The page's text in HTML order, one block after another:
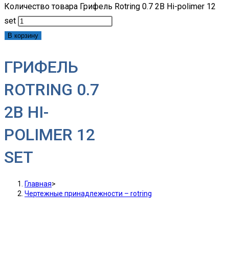
Количество товара Грифель Rotring 0.7 2B Hi-polimer 12
set
В корзину
ГРИФЕЛЬ
ROTRING 0.7
2B HI-
POLIMER 12
SET
Главная>
Чертежные принадлежности – rotring